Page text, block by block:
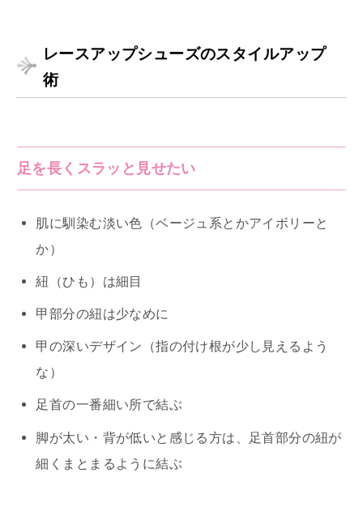
レースアップシューズのスタイルアップ
術
足を長くスラッと見せたい
肌に馴染む淡い色（ベージュ系とかアイボリーと
か）
紐（ひも）は細目
甲部分の紐は少なめに
甲の深いデザイン（指の付け根が少し見えるよう
な）
足首の一番細い所で結ぶ
脚が太い・背が低いと感じる方は、足首部分の紐が
細くまとまるように結ぶ